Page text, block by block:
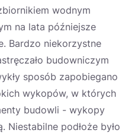
wodnym
na lata późniejsze
Bardzo niekorzystne
budowniczym
sposób zapobiegano
wykopów, w których
budowli - wykopy
Niestabilne podłoże było